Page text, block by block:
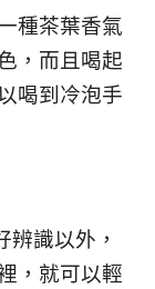
種茶葉香氣
，而且喝起
喝到冷泡手
識以外，
，就可以輕